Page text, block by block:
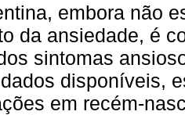
embora não
da ansiedade, é
sintomas
disponíveis,
em recém-